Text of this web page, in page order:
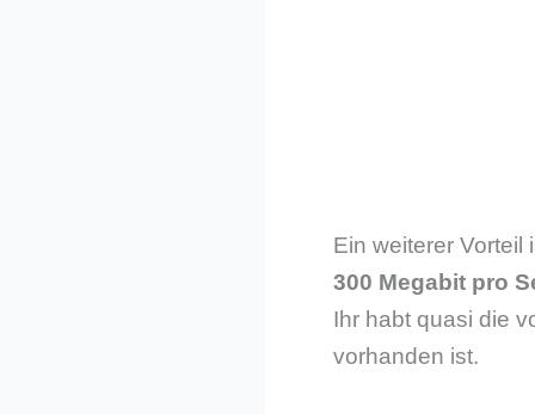
Ein weiterer
300 Megabit pro
Ihr habt quasi die
vorhanden ist.